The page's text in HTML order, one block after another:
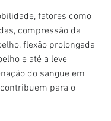
fatores como
compressão da
flexão prolongada
e até a leve
do sangue em
para o